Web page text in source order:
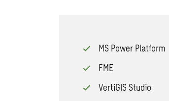
MS Power Platform
FME
VertiGIS Studio